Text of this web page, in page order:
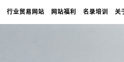
行业贸易网站 网站福利 名录培训 关